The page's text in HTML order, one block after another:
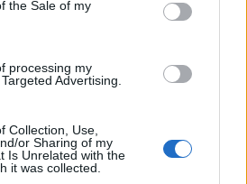
usage behaviour. You may click to
Google and its third-party tags to
the Sale of my
processing my
Advertising.
Collection, Use,
or Sharing of my
Is Unrelated with the
it was collected.
FRASI
Frasi celebri
da condividere
Poesie